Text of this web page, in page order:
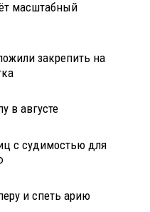
масштабный
закрепить на
в августе
с судимостью для
и спеть арию